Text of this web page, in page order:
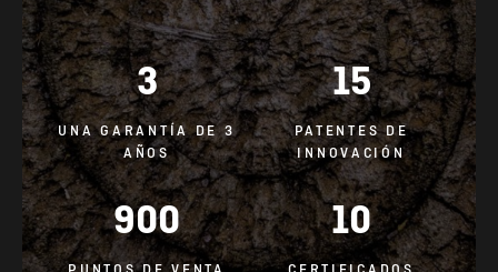
UNA GARANTÍA DE 3
AÑOS
PATENTES DE
INNOVACIÓN
900
PUNTOS DE VENTA
10
CERTIFICADOS